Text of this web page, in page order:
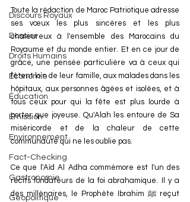
Discours Royaux
Dossier
Droits Humains
Économie
Éducation
Émission
Environnement
Fact-Checking
Gastronomie
Géopolitique
Toute la rédaction de Maroc Patriotique adresse
ses vœux les plus sincères et les plus
chaleureux à l'ensemble des Marocains du
Royaume et du monde entier. Et en ce jour de
grâce, une pensée particulière va à ceux qui
fêtent loin de leur famille, aux malades dans les
hôpitaux, aux personnes âgées et isolées, et à
tous ceux pour qui la fête est plus lourde à
porter que joyeuse. Qu'Alah les entoure de Sa
miséricorde et de la chaleur de cette
communauté qui ne les oublie pas.
Ce que l'Aïd Al Adha commémore est l'un des
récits fondateurs de la foi abrahamique. Il y a
des millénaires, le Prophète Ibrahim ﷺ reçut